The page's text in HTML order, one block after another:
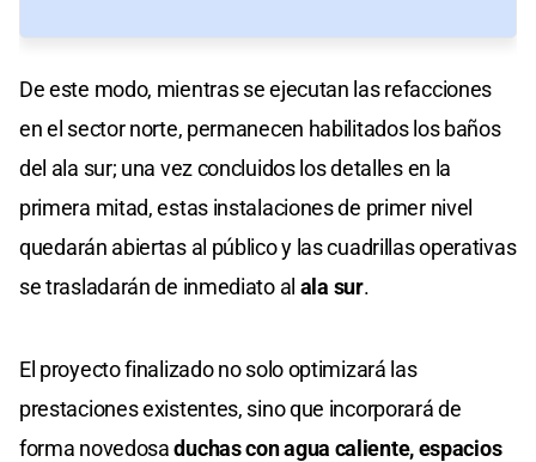
De este modo, mientras se ejecutan las refacciones
en el sector norte, permanecen habilitados los baños
del ala sur; una vez concluidos los detalles en la
primera mitad, estas instalaciones de primer nivel
quedarán abiertas al público y las cuadrillas operativas
se trasladarán de inmediato al ala sur.
El proyecto finalizado no solo optimizará las
prestaciones existentes, sino que incorporará de
forma novedosaduchas con agua caliente, espacios